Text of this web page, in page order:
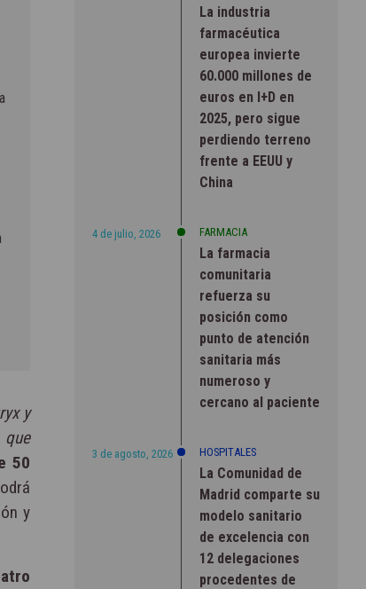
y
que
50
y
La industria
farmacéutica
europea invierte
60.000 millones de
euros en I+D en
2025, pero sigue
perdiendo terreno
frente a EEUU y
China
4 de julio, 2026 FARMACIA
La farmacia
comunitaria
refuerza su
posición como
punto de atención
sanitaria más
numeroso y
cercano al paciente
3 de agosto, 2026 HOSPITALES
La Comunidad de
Madrid comparte su
modelo sanitario
de excelencia con
12 delegaciones
procedentes de